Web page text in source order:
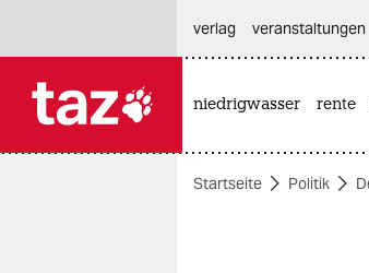
themen
verlag
veranstaltungen
niedrigwasser rente
Startseite Politik